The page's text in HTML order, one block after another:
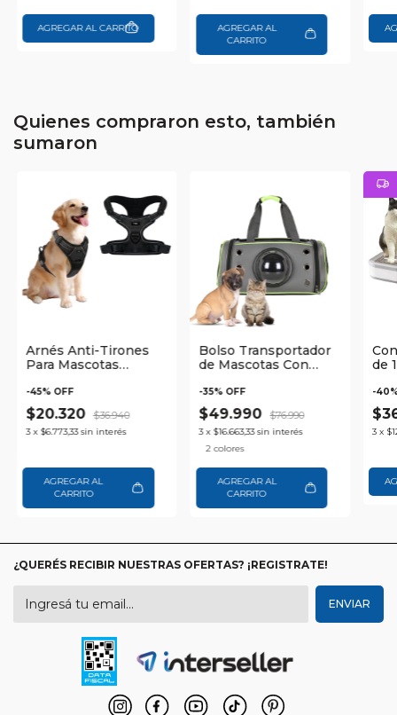
AGREGAR AL
CARRITO
Quienes compraron esto, también
sumaron
Arnés Anti-Tirones
Para Mascotas
Waggs
-45% OFF
$20.320 $36.940
3 x $6.773,33 sin interés
AGREGAR AL
CARRITO
Bolso Transportador
de Mascotas Con
-35% OFF
$49.990 $76.990
3 x $16.663,33 sin interés
2 colores
AGREGAR AL
CARRITO
de
-40
3 x
¿QUERÉS RECIBIR NUESTRAS OFERTAS? ¡REGISTRATE!